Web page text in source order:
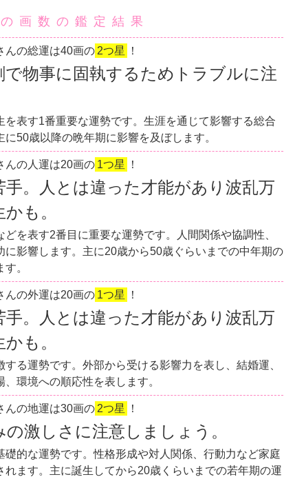
画数の鑑定結果
んの総運は40画の 2つ星 ！
で物事に固執するためトラブルに注
を表す1番重要な運勢です。生涯を通じて影響する総合
に50歳以降の晩年期に影響を及ぼします。
んの人運は20画の 1つ星 ！
手。人とは違った才能があり波乱万
も。
どを表す2番目に重要な運勢です。人間関係や協調性、
に影響します。主に20歳から50歳ぐらいまでの中年期の
。
んの外運は20画の 1つ星 ！
手。人とは違った才能があり波乱万
も。
する運勢です。外部から受ける影響力を表し、結婚運、
、環境への順応性を表します。
んの地運は30画の 2つ星 ！
の激しさに注意しましょう。
礎的な運勢です。性格形成や対人関係、行動力など家庭
れます。主に誕生してから20歳くらいまでの若年期の運